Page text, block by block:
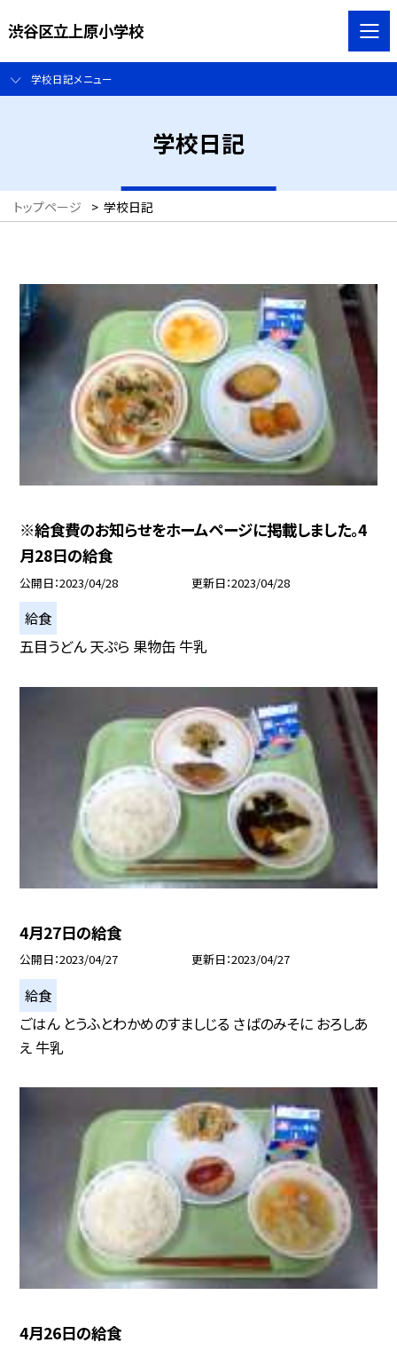
渋谷区立上原小学校
学校日記メニュー
学校日記
トップページ > 学校日記
※給食費のお知らせをホームページに掲載しました。4
月28日の給食
公開日 2023/04/28 更新日 2023/04/28
給食
五目うどん 天ぷら 果物缶 牛乳
4月27日の給食
公開日 2023/04/27 更新日 2023/04/27
給食
ごはん とうふとわかめのすましじる さばのみそに おろしあ
え 牛乳
4月26日の給食